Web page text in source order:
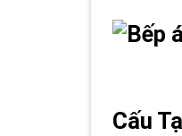
Cấu